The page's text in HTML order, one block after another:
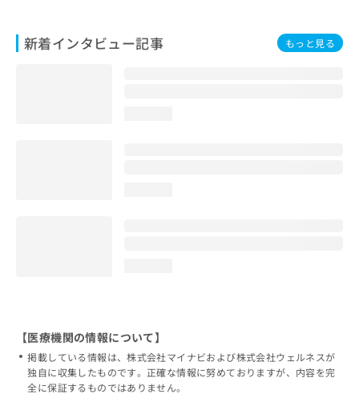
新着インタビュー記事 もっと見る
【医療機関の情報について】
掲載している情報は、株式会社マイナビおよび株式会社ウェルネスが
独自に収集したものです。正確な情報に努めておりますが、内容を完
全に保証するものではありません。